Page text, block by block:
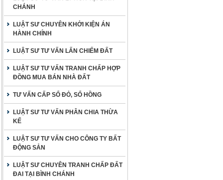
CHÁNH
LUẬT SƯ CHUYÊN KHỞI KIỆN ÁN
HÀNH CHÍNH
LUẬT SƯ TƯ VẤN LẤN CHIẾM ĐẤT
LUẬT SƯ TƯ VẤN TRANH CHẤP HỢP
ĐỒNG MUA BÁN NHÀ ĐẤT
TƯ VẤN CẤP SỔ ĐỎ, SỔ HỒNG
LUẬT SƯ TƯ VẤN PHÂN CHIA THỪA
KẾ
LUẬT SƯ TƯ VẤN CHO CÔNG TY BẤT
ĐỘNG SẢN
LUẬT SƯ CHUYÊN TRANH CHẤP ĐẤT
ĐAI TẠI BÌNH CHÁNH